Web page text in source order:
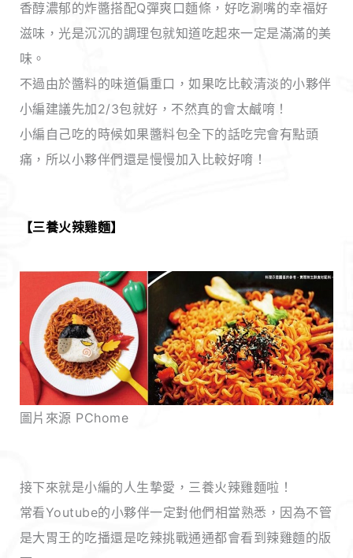
香醇濃郁的炸醬搭配Q彈爽口麵條，好吃涮嘴的幸福好
滋味，光是沉沉的調理包就知道吃起來一定是滿滿的美
味。
不過由於醬料的味道偏重口，如果吃比較清淡的小夥伴
小編建議先加2/3包就好，不然真的會太鹹唷！
小編自己吃的時候如果醬料包全下的話吃完會有點頭
痛，所以小夥伴們還是慢慢加入比較好唷！
【三養火辣雞麵】
圖片來源 PChome
接下來就是小編的人生摯愛，三養火辣雞麵啦！
常看Youtube的小夥伴一定對他們相當熟悉，因為不管
是大胃王的吃播還是吃辣挑戰通通都會看到辣雞麵的版